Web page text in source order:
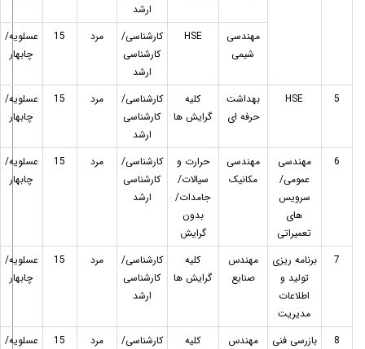
ارشد
مهندسی
شیمی
HSE
کارشناسی/
کارشناسی
ارشد
مرد 15
عسلویه/
چابهار
5
HSE
بهداشت
حرفه ای
کلیه
گرایش ها
کارشناسی/
کارشناسی
ارشد
مرد 15
عسلویه/
چابهار
6
مهندسی
عمومی/
سرویس
های
تعمیراتی
مهندسی
مکانیک
حرارت و
سیالات/
جامدات/
بدون
گرایش
کارشناسی/
کارشناسی
ارشد
مرد 15
عسلویه/
چابهار
7
برنامه ریزی
تولید و
اطلاعات
مدیریت
مهندس
صنایع
کلیه
گرایش ها
کارشناسی/
کارشناسی
ارشد
مرد 15
عسلویه/
چابهار
8 بازرسی فنی
مهندس
کلیه
کارشناسی/
مرد 15
عسلویه/